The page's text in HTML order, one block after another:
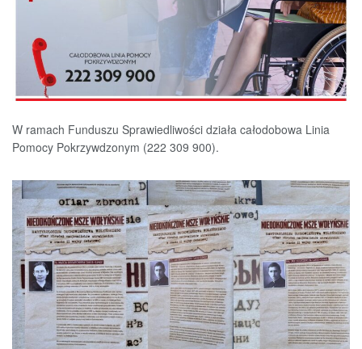
W ramach Funduszu Sprawiedliwości działa całodobowa Linia
Pomocy Pokrzywdzonym (222 309 900).